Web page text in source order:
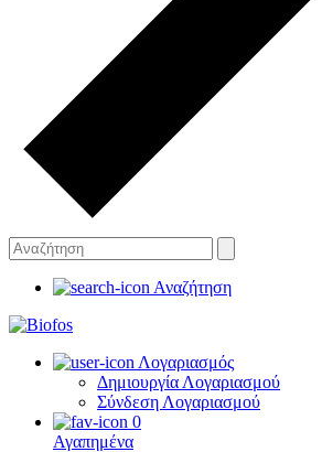
Αναζήτηση
Λογαριασμός
Δημιουργία Λογαριασμού
Σύνδεση Λογαριασμού
0
Αγαπημένα